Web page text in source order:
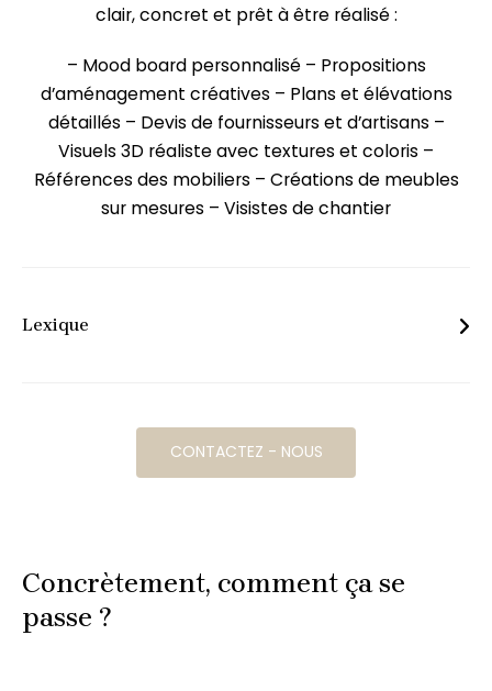
clair, concret et prêt à être réalisé :
– Mood board personnalisé– Propositions
d’aménagement créatives– Plans et élévations
détaillés– Devis de fournisseurs et d’artisans–
Visuels 3D réaliste avec textures et coloris –
Références des mobiliers– Créations de meubles
sur mesures – Visistes de chantier
Lexique
qui captent l’essence de votre style et de vos aspirations.
Plans et élévations détaillés : Nous élaborons des plans et
des élévations détaillés pour concrétiser votre vision
CONTACTEZ - NOUS
Concrètement, comment ça se
passe ?